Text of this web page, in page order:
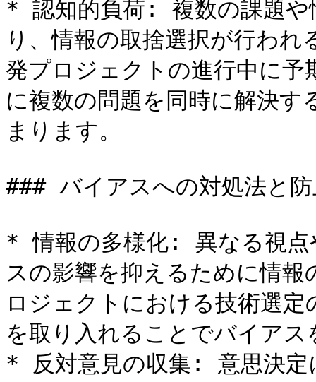
* 認知的負荷: 複数の課題や
り、情報の取捨選択が行わ
発プロジェクトの進行中に予
に複数の問題を同時に解決す
まります。
### バイアスへの対処法と
* 情報の多様化: 異なる視点
スの影響を抑えるために情
ロジェクトにおける技術選
を取り入れることでバイアス
* 反対意見の収集: 意思決定